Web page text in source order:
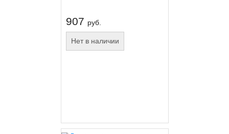
907 руб.
Нет в наличии